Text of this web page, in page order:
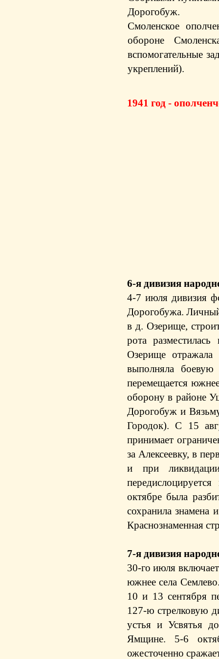
Дорогобуж.
Смоленское
обороне
вспомогательные
укреплений).
1941 год -
6-я дивизия
4-7 июля дивизия
Дорогобужа.
в д. Озерище,
рота
Озерище отражала
выполняла
перемещается
оборону в районе
Дорогобуж и
Городок). С 15
принимает
за Алексеевку, в
и при
октябре была
сохранила знамена
Краснознаменная
7-я дивизия
30-го июля
южнее села
10 и 13 сентября
127-ю стрелковую
устья и Усвятья
Ямщине. 5-6
ожесточенно